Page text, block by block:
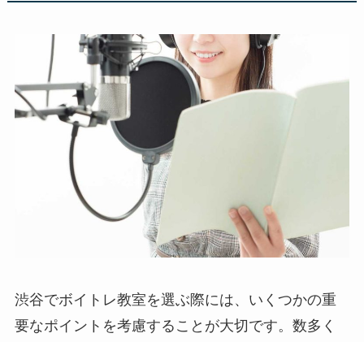
渋谷でボイトレ教室を選ぶ際には、いくつかの重
要なポイントを考慮することが大切です。数多く